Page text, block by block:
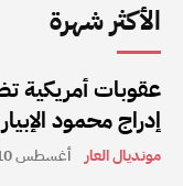
الأكثر شهرة
عقوبات أمريكية
إدراج محمود
مونديال العار أغسطس 10, 2026